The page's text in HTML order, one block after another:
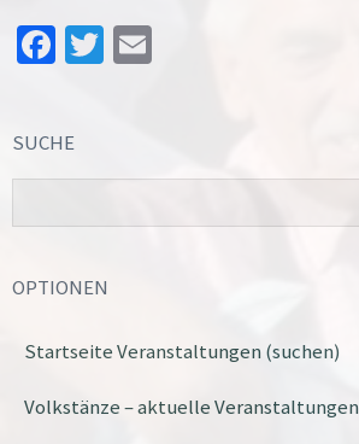
Facebook
Twitter
SUCHE
OPTIONEN
Startseite Veranstaltungen (suchen)
Volkstänze – aktuelle Veranstaltungen